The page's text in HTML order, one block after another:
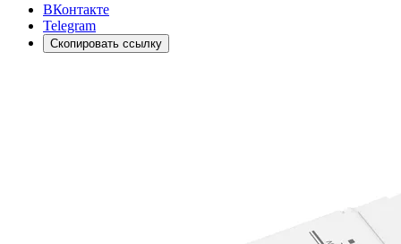
ВКонтакте
Telegram
Скопировать ссылку